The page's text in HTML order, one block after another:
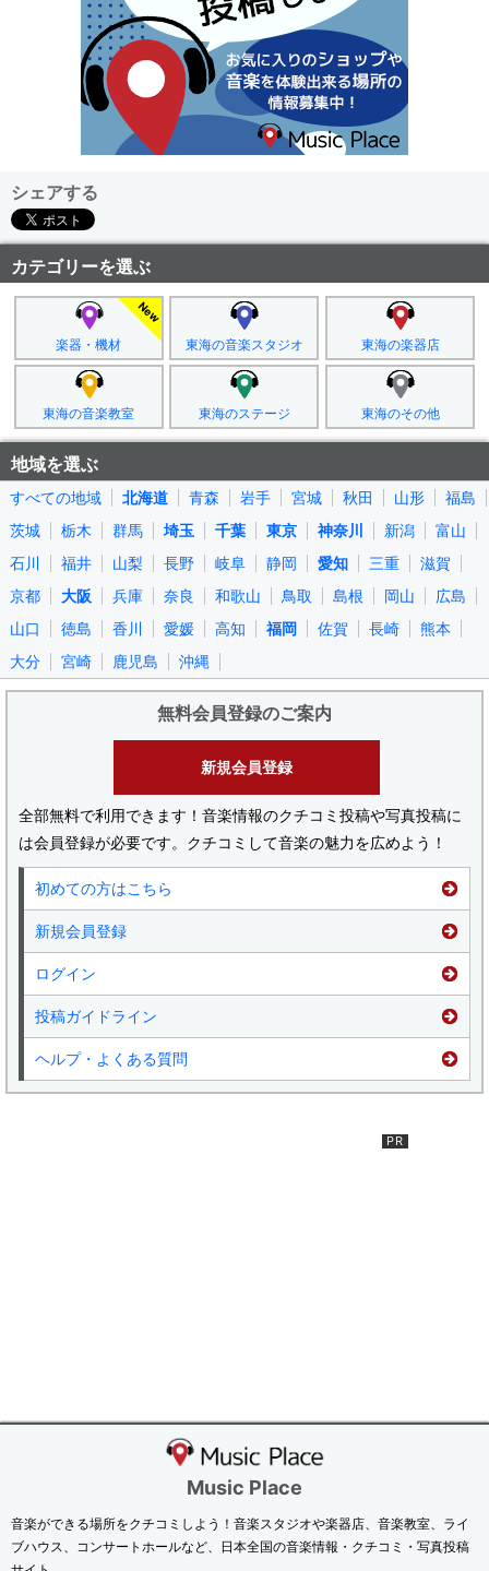
シェアする
カテゴリーを選ぶ
楽器・機材 東海の音楽スタジオ 東海の楽器店
東海の音楽教室 東海のステージ 東海のその他
地域を選ぶ
すべての地域 北海道 青森 岩手 宮城 秋田 山形
福島
茨城
栃木 群馬 埼玉 千葉 東京 神奈川 新潟
富山
石川
福井 山梨 長野 岐阜 静岡 愛知 三重
滋賀
京都
大阪 兵庫 奈良 和歌山 鳥取 島根 岡山
広島
山口
徳島 香川 愛媛 高知 福岡 佐賀 長崎
熊本
大分
宮崎 鹿児島 沖縄
無料会員登録のご案内
新規会員登録
全部無料で利用できます！音楽情報のクチコミ投稿や写真投稿に
は会員登録が必要です。クチコミして音楽の魅力を広めよう！
初めての方はこちら
新規会員登録
ログイン
投稿ガイドライン
ヘルプ・よくある質問
Music Place
音楽ができる場所をクチコミしよう！音楽スタジオや楽器店、音楽教室、ライ
ブハウス、コンサートホールなど、日本全国の音楽情報・クチコミ・写真投稿